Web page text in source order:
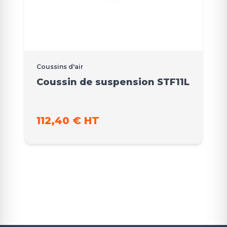
Coussins d'air
Coussin de suspension STF11L
112,40 € HT